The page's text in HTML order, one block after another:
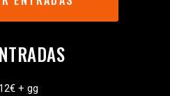
+ gg